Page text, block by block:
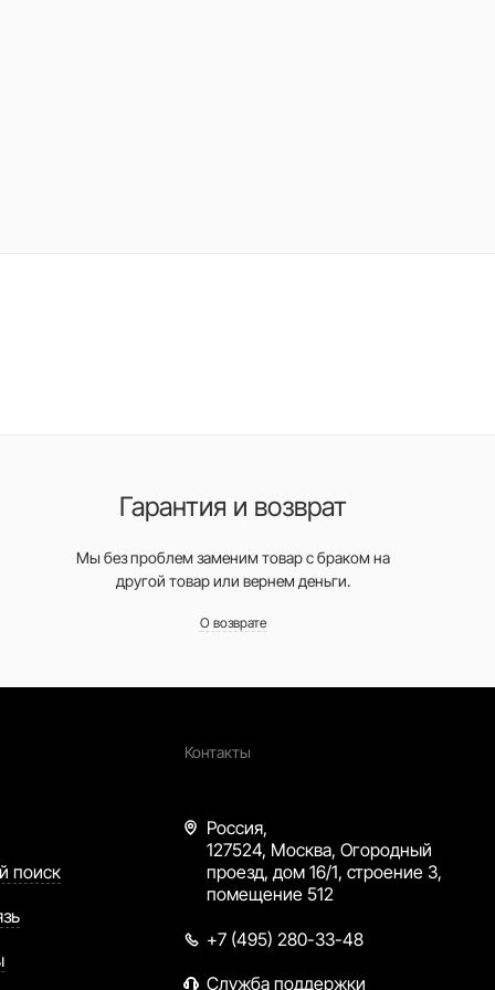
Гарантия и возврат
Мы без проблем заменим товар с браком на
другой товар или вернем деньги.
О возврате
поиск
Контакты
Россия,
127524, Москва, Огородный
проезд, дом 16/1, строение 3,
помещение 512
+7 (495) 280-33-48
Служба поддержки